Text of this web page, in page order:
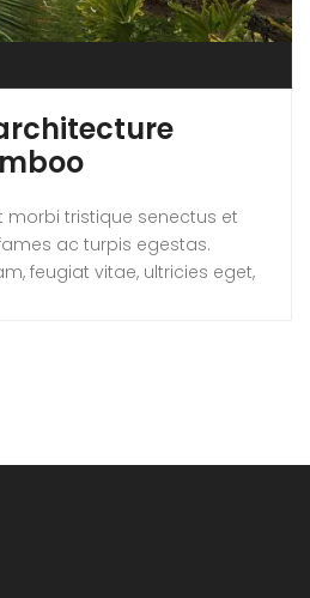
morbi tristique senectus et
ac turpis egestas.
feugiat vitae, ultricies eget,